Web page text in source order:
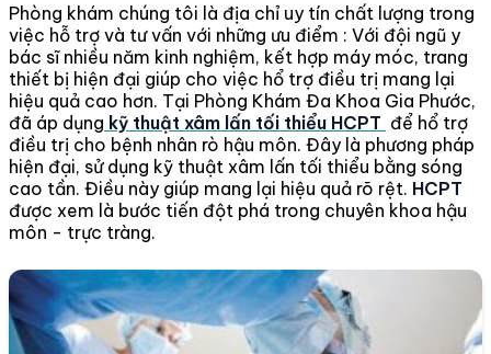
Phòng khám chúng tôi là địa chỉ uy tín chất lượng trong
việc hỗ trợ và tư vấn với những ưu điểm : Với đội ngũ y
bác sĩ nhiều năm kinh nghiệm, kết hợp máy móc, trang
thiết bị hiện đại giúp cho việc hổ trợ điều trị mang lại
hiệu quả cao hơn. Tại Phòng Khám Đa Khoa Gia Phước,
đã áp dụng kỹ thuật xâm lấn tối thiểu HCPT để hổ trợ
điều trị cho bệnh nhân rò hậu môn. Đây là phương pháp
hiện đại, sử dụng kỹ thuật xâm lấn tối thiểu bằng sóng
cao tần. Điều này giúp mang lại hiệu quả rõ rệt. HCPT
được xem là bước tiến đột phá trong chuyên khoa hậu
môn - trực tràng.